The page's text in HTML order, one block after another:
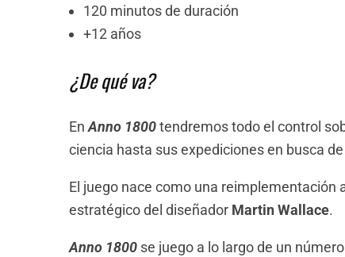
120 minutos de duración
+12 años
¿De qué va?
EnAnno 1800tendremos todo el control
ciencia hasta sus expediciones en busca
El juego nace como una reimplementación
estratégico del diseñador Martin Wallace.
Anno 1800 se juego a lo largo de un